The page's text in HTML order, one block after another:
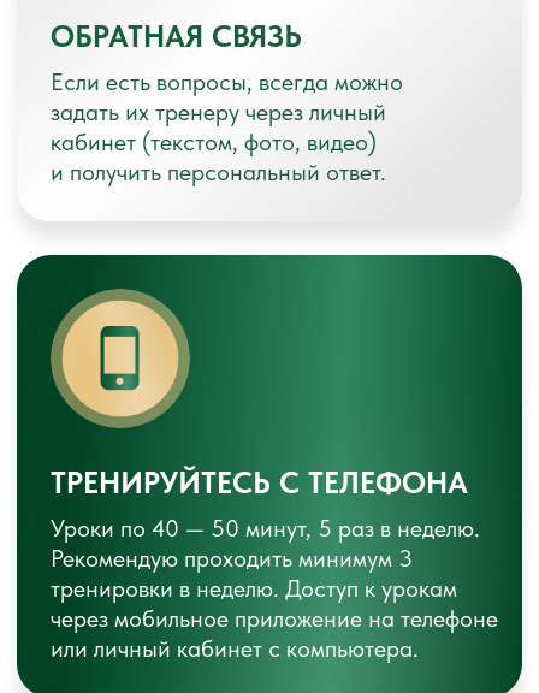
49.000 руб.
(24.500 руб. для каждого)
70.000 РУБ.
«ВМЕСТЕ»
ПАКЕТ 2
Обратную связь и поддержку
кураторов для обоих участников
Свой личный кабинет
Доступ ко всем материалам курса
Каждый участник тарифа получает:
Индивидуальное тестирование осанки,
каждого участника
Персональный тренер-куратор
Возможность предоплаты - 40%
ОПЛАТИТЬ СО СКИДКОЙ
🔥 ВЫГОДА
29.990 РУБ.